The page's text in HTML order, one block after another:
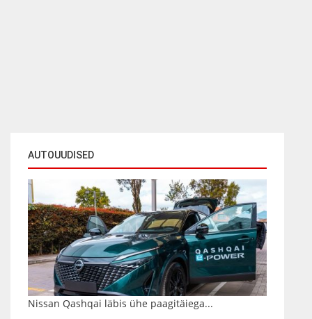
AUTOUUDISED
Nissan Qashqai läbis ühe paagitäiega...